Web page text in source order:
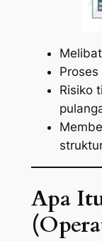
Risiko
Apa